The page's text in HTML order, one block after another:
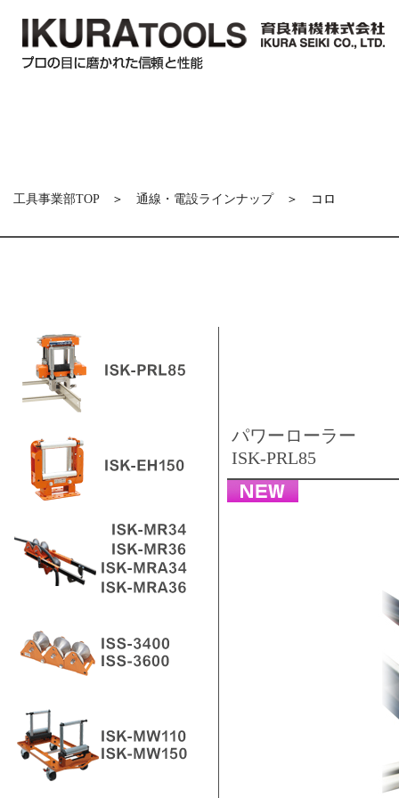
工具事業部TOP＞ 通線・電設ラインナップ ＞ コロ
パワーローラー
ISK-PRL85